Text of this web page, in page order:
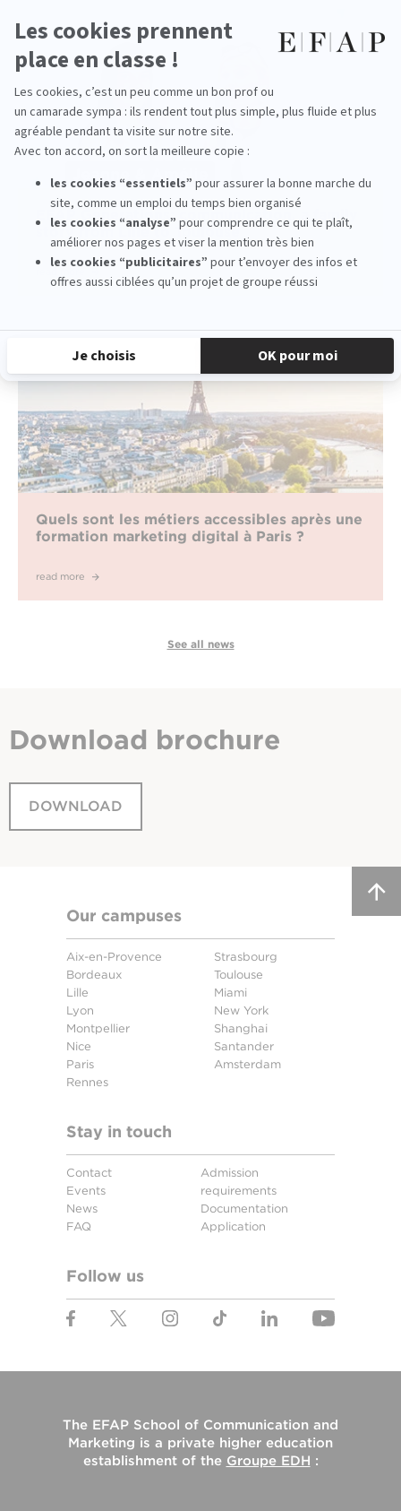
EFAP Generations: communication, a family
story from Lille to Toulouse
Quels sont les métiers accessibles après une
formation marketing digital à Paris ?
read more
See all news
Download brochure
DOWNLOAD
Our campuses
Aix-en-Provence
Bordeaux
Lille
Lyon
Montpellier
Nice
Paris
Rennes
Strasbourg
Toulouse
Miami
New York
Shanghai
Santander
Amsterdam
Stay in touch
Contact
Events
News
FAQ
Admission
requirements
Documentation
Application
Follow us
The EFAP School of Communication and
Marketing is a private higher education
establishment of the Groupe EDH :